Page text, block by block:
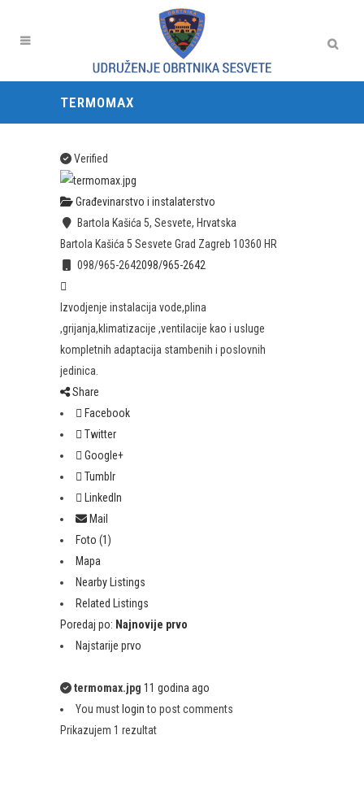
TERMOMAX
Verified
Građevinarstvo i instalaterstvo
Bartola Kašića 5, Sesvete, Hrvatska
Bartola Kašića 5 Sesvete Grad Zagreb 10360 HR
098/965-2642098/965-2642
Izvodjenje instalacija vode,plina
,grijanja,klimatizacije ,ventilacije kao i usluge
kompletnih adaptacija stambenih i poslovnih
jedinica.
Share
Facebook
Twitter
Google+
Tumblr
LinkedIn
Mail
Foto (1)
Mapa
Nearby Listings
Related Listings
Poredaj po: Najnovije prvo
Najstarije prvo
termomax.jpg 11 godina ago
You must loginto post comments
Prikazujem 1 rezultat